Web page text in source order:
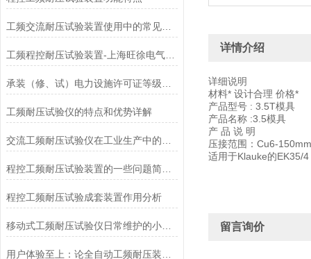
工频交流耐压试验装置使用中的常见问题与应对措施
工频程控耐压试验装置-上海旺徐电气品牌厂家生产
工频耐压试验仪的特点和优势详解
程控工频耐压试验装置的一些问题简单简述
程控工频耐压试验成套装置作用分析
移动式工频耐压试验仪日常维护的小秘诀
详情介绍
详细说明
材料* 设计合理 价格*
产品型号 : 3.5T模具
产品名称 :3.5模具
产 品 说 明
压接范围：Cu6-
适用于Klauke的EK35/
留言询价